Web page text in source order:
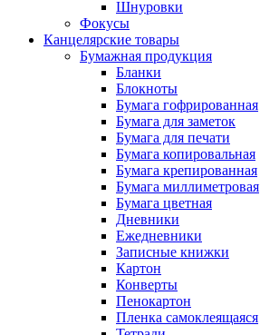
Шнуровки
Фокусы
Канцелярские товары
Бумажная продукция
Бланки
Блокноты
Бумага гофрированная
Бумага для заметок
Бумага для печати
Бумага копировальная
Бумага крепированная
Бумага миллиметровая
Бумага цветная
Дневники
Ежедневники
Записные книжки
Картон
Конверты
Пенокартон
Пленка самоклеящаяся